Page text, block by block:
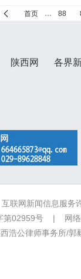
首页 … 88
陕西网
各界
互联网新闻信息服
字第02959号 |
西浩公律师事务